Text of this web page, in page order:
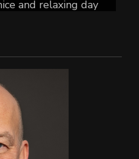
and relaxing day